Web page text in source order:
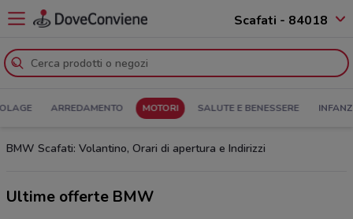
Scafati - 84018
ARREDAMENTO MOTORI SALUTE E BENESSERE
BMW Scafati: Volantino, Orari di apertura e Indirizzi
Ultime offerte BMW